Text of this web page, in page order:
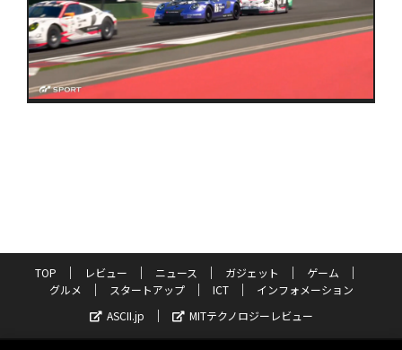
TOP レビュー ニュース ガジェット
ゲーム
グルメ
スタートアップ ICT
インフォメーション
ASCII.jp
MITテクノロジーレビュー